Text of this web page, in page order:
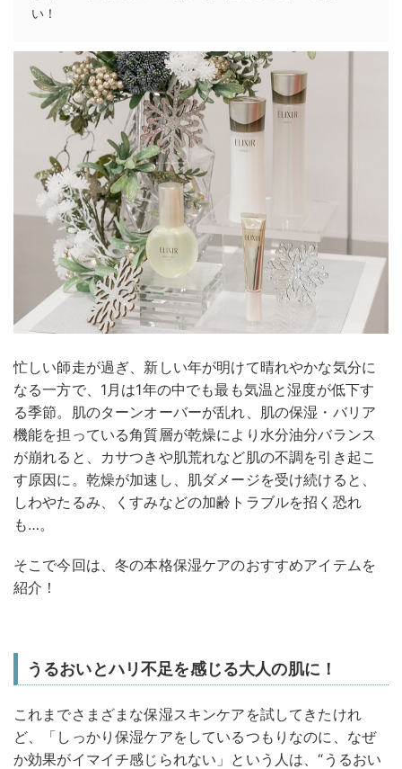
い！
忙しい師走が過ぎ、新しい年が明けて晴れやかな気分に
なる一方で、1月は1年の中でも最も気温と湿度が低下す
る季節。肌のターンオーバーが乱れ、肌の保湿・バリア
機能を担っている角質層が乾燥により水分油分バランス
が崩れると、カサつきや肌荒れなど肌の不調を引き起こ
す原因に。乾燥が加速し、肌ダメージを受け続けると、
しわやたるみ、くすみなどの加齢トラブルを招く恐れ
も…。
そこで今回は、冬の本格保湿ケアのおすすめアイテムを
紹介！
うるおいとハリ不足を感じる大人の肌に！
これまでさまざまな保湿スキンケアを試してきたけれ
ど、「しっかり保湿ケアをしているつもりなのに、なぜ
か効果がイマイチ感じられない」という人は、“うるおい